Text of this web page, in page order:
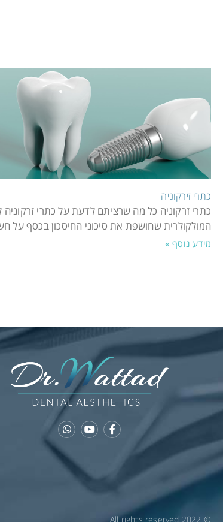
כתרי זירקוניה
כתרי זרקוניה כל מה שרציתם לדעת על כתרי
המולקולרית שחושפת את סיכוני החיסכון בכסף על
מידע נוסף »
© 2022 All rights reserved